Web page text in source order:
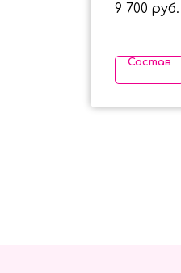
9 700 руб.
Состав